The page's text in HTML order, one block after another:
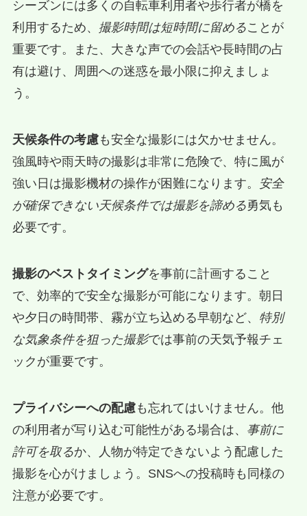
シーズンには多くの自転車利用者や歩行者が橋を
利用するため、 撮影時間は短時間に留めることが
重要です。また、大きな声での会話や長時間の占
有は避け、周囲への迷惑を最小限に抑えましょ
う。
天候条件の考慮も安全な撮影には欠かせません。
強風時や雨天時の撮影は非常に危険で、特に風が
強い日は撮影機材の操作が困難になります。
安全
が確保できない天候条件では撮影を諦める勇気も
必要です。
撮影のベストタイミングを事前に計画すること
で、効率的で安全な撮影が可能になります。朝日
や夕日の時間帯、霧が立ち込める早朝など、 特別
な気象条件を狙った撮影では事前の天気予報チェ
ックが重要です。
プライバシーへの配慮も忘れてはいけません。他
の利用者が写り込む可能性がある場合は、 事前に
許可を取るか、人物が特定できないよう配慮した
撮影を心がけましょう。SNSへの投稿時も同様の
注意が必要です。